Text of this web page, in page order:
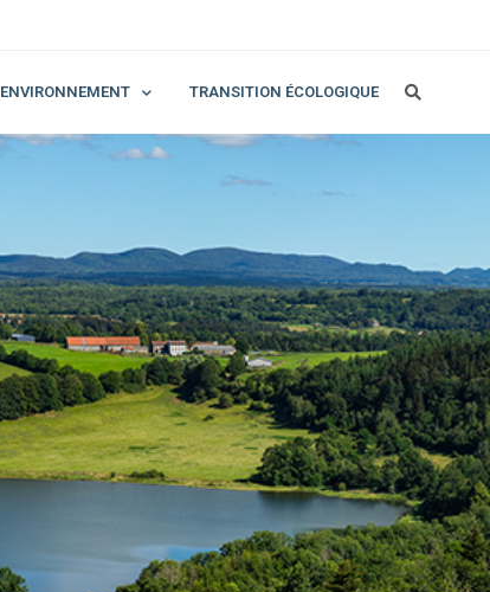
ENVIRONNEMENT TRANSITION ÉCOLOGIQUE